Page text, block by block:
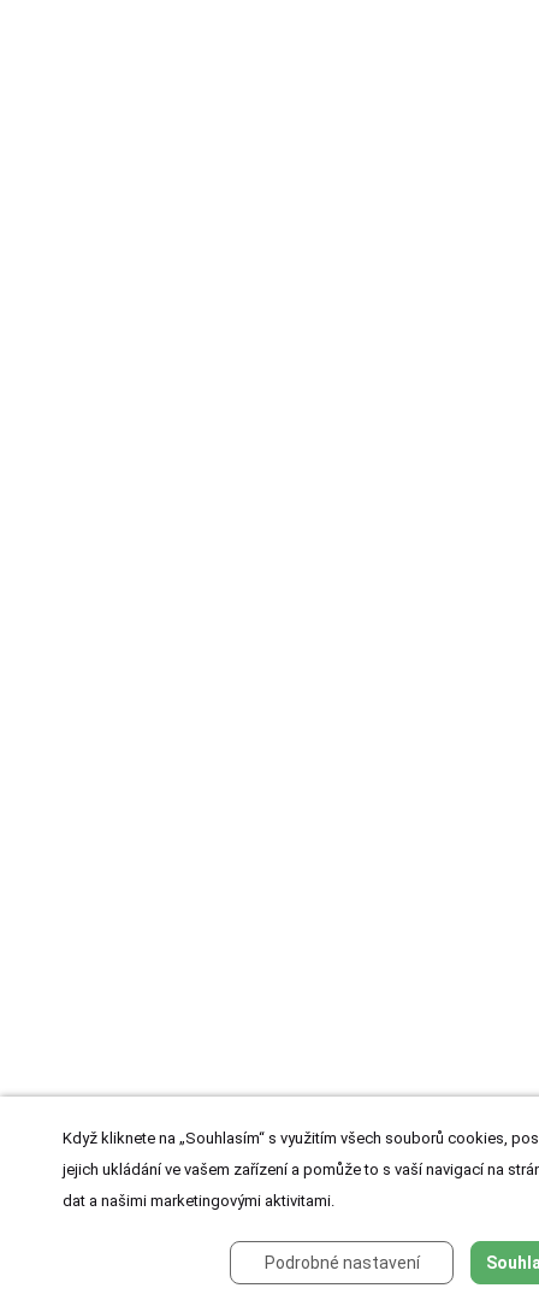
Když kliknete na „Souhlasím“ s využitím všech souborů cookies,
jejich ukládání ve vašem zařízení a pomůže to s vaší navigací na
dat a našimi marketingovými aktivitami.
Podrobné nastavení